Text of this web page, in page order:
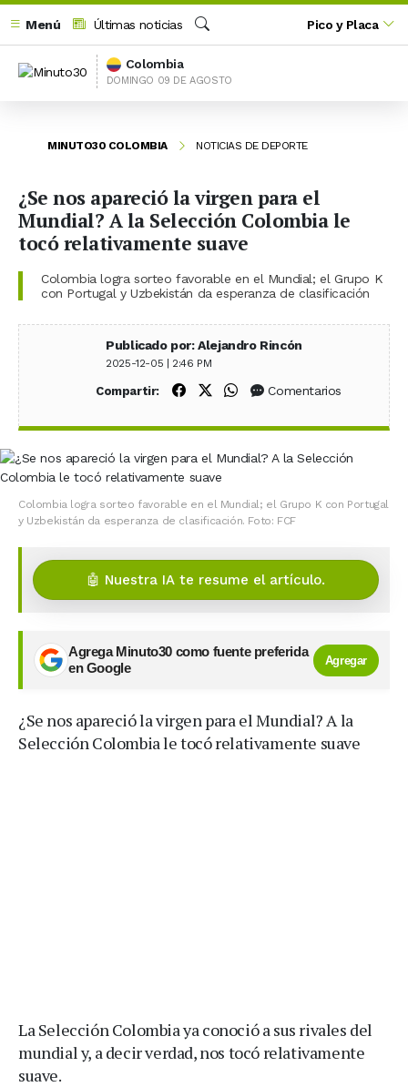
Menú
Últimas noticias
Buscar
Pico y Placa
Colombia
DOMINGO 09 DE AGOSTO
MINUTO30 COLOMBIA NOTICIAS DE DEPORTE
¿Se nos apareció la virgen para el
Mundial? A la Selección Colombia le
tocó relativamente suave
Colombia logra sorteo favorable en el Mundial; el Grupo K
con Portugal y Uzbekistán da esperanza de clasificación
Publicado por: Alejandro Rincón
2025-12-05 | 2:46 PM
Compartir: Compartir en Facebook
Compartir en X (Twitter)
Compartir en WhatsApp
Comentarios
Colombia logra sorteo favorable en el Mundial; el Grupo K con Portugal
y Uzbekistán da esperanza de clasificación. Foto: FCF
🤖 Nuestra IA te resume el artículo.
Agrega Minuto30 como fuente preferida
en Google
Agregar
¿Se nos apareció la virgen para el Mundial? A la
Selección Colombia le tocó relativamente suave
La Selección Colombia ya conoció a sus rivales del
mundial y, a decir verdad, nos tocó relativamente
suave.